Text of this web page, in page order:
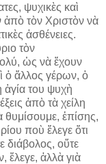
ψυχικὲς καὶ
ἀπὸ τὸν Χριστὸν νὰ
ἀσθένειες.
τὸν
ὡς νὰ ἔχουν
ὁ ἄλλος γέρων, ὁ
ἁγία του ψυχὴ
ἀπὸ τὰ χείλη
θυμίσουμε, ἐπίσης,
ποὺ ἔλεγε ὅτι
διάβολος, οὔτε
ἔλεγε, ἀλλὰ γιὰ